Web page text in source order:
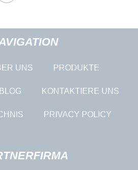
UNS PRODUKTE
BLOG KONTAKTIERE UNS
PRIVACY POLICY